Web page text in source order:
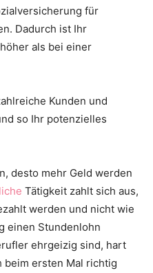
für
Dadurch ist Ihr
als bei einer
Kunden und
so Ihr potenzielles
desto mehr Geld werden
Tätigkeit zahlt sich aus,
werden und nicht wie
einen Stundenlohn
ehrgeizig sind, hart
beim ersten Mal richtig